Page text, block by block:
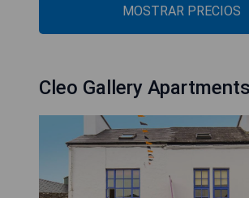
MOSTRAR PRECIOS
Cleo Gallery Apartments